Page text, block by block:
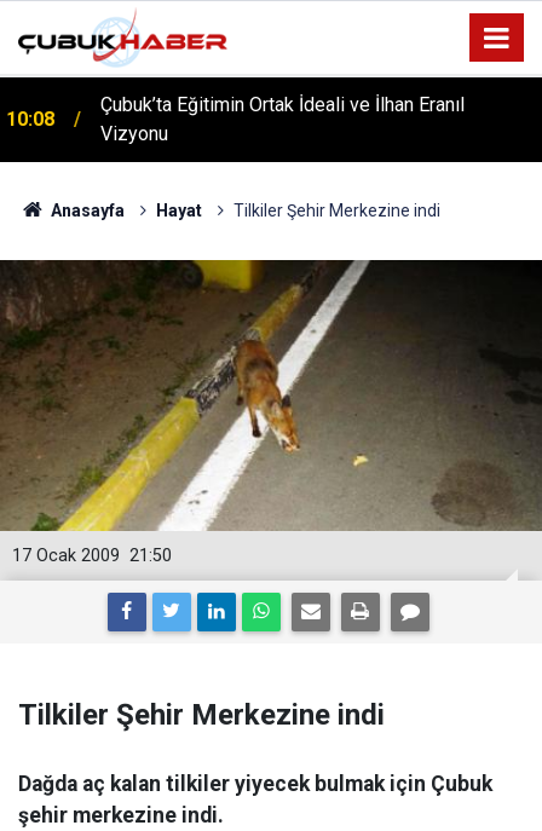
Çubuk’ta Eğitimin Ortak İdeali ve İlhan Eranıl
Vizyonu
12:06
ÇUBUK’TA ‘YAZA MERHABA’ COŞKUSU: Kursiyerler
Gönüllerince Eğlendi!
Anasayfa Hayat Tilkiler Şehir Merkezine indi
21:50
17 Ocak 2009
Tilkiler Şehir Merkezine indi
Dağda aç kalan tilkiler yiyecek bulmak için Çubuk
şehir merkezine indi.